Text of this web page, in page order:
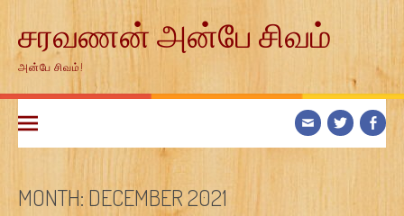
contentசரவணன் அன்பே சிவம்
அன்பே சிவம்!
MONTH: DECEMBER 2021